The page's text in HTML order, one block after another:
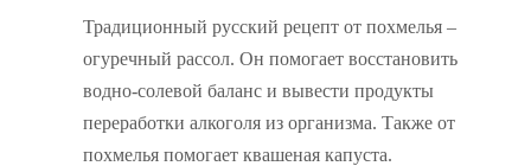
Традиционный русский рецепт от похмелья –
огуречный рассол. Он помогает восстановить
водно-солевой баланс и вывести продукты
переработки алкоголя из организма. Также от
похмелья помогает квашеная капуста.